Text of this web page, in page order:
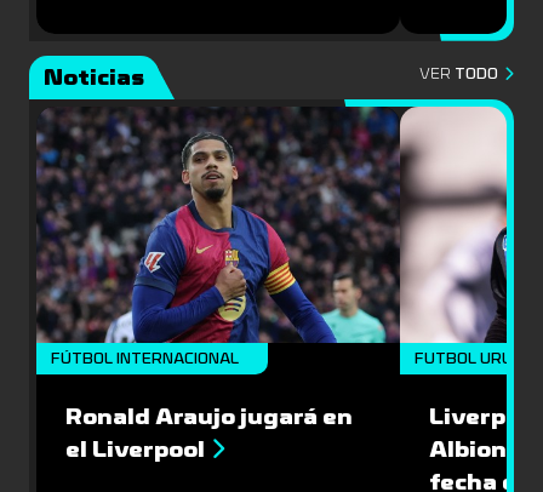
Noticias VER TODO
FÚTBOL INTERNACIONAL
Ronald Araujo jugará en
el Liverpool
FUTBOL
Albion
fecha